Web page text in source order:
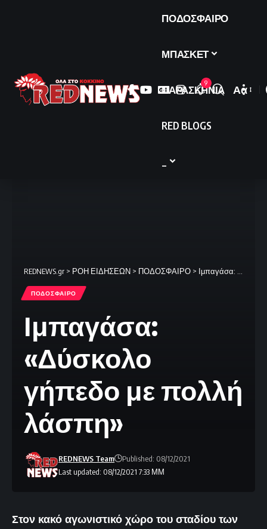
ΠΟΔΟΣΦΑΙΡΟ
ΜΠΑΣΚΕΤ
ΠΑΡΑΣΚΗΝΙΑ
RED BLOGS
9
Font
Αα
REDNEWS.gr > ΡΟΗ ΕΙΔΗΣΕΩΝ > ΠΟΔΟΣΦΑΙΡΟ > Ιμπαγάσα: «Δύσκολο γήπεδο με πολλή λάσπη»
ΠΟΔΟΣΦΑΙΡΟ
Ιμπαγάσα:
«Δύσκολο
γήπεδο με πολλή
λάσπη»
Last updated: 08/12/2021 7:33 ΜΜ
REDNEWS Team Published: 08/12/2021
Στον κακό αγωνιστικό χώρο του σταδίου των